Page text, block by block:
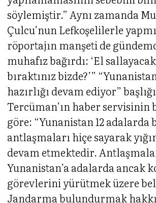
söylemiştir.” Aynı zamanda
Çulcu’nun Lefkoşelilerle
röportajın manşeti de
muhafız bağırdı: ‘El
bıraktınız bizde?’”
hazırlığı devam ediyor”
Tercüman’ın haber
göre: “Yunanistan 12 adalarda
antlaşmaları hiçe sayarak
devam etmektedir.
Yunanistan’a adalarda ancak
görevlerini yürütmek üzere
Jandarma bulundurmak